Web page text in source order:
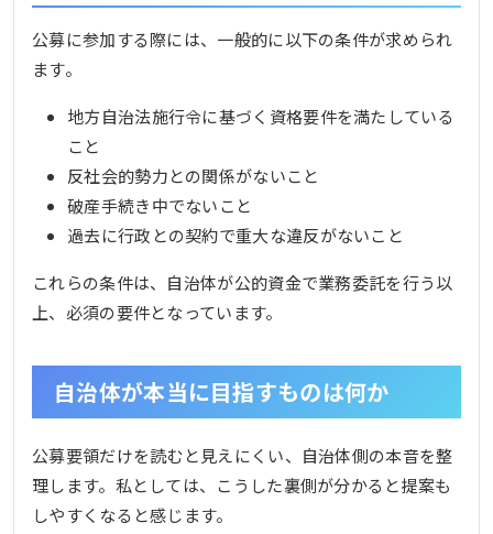
公募に参加する際には、一般的に以下の条件が求められ
ます。
地方自治法施行令に基づく資格要件を満たしている
こと
反社会的勢力との関係がないこと
破産手続き中でないこと
過去に行政との契約で重大な違反がないこと
これらの条件は、自治体が公的資金で業務委託を行う以
上、必須の要件となっています。
自治体が本当に目指すものは何か
公募要領だけを読むと見えにくい、自治体側の本音を整
理します。私としては、こうした裏側が分かると提案も
しやすくなると感じます。